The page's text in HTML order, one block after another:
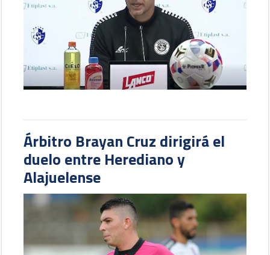
Árbitro Brayan Cruz dirigirá el
duelo entre Herediano y
Alajuelense